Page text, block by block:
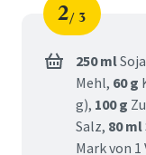
Schritt
2
von
3
250 ml
Mehl, 60 g
g), 100 g
Salz, 80 ml
Mark von